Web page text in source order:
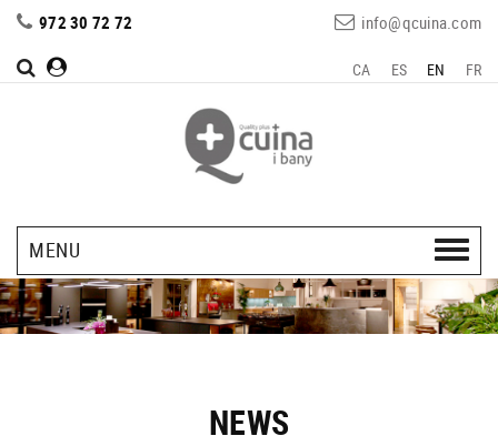
972 30 72 72 info@qcuina.com
CA ES EN FR
MENU
NEWS